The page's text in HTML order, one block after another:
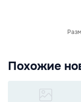
Похожие